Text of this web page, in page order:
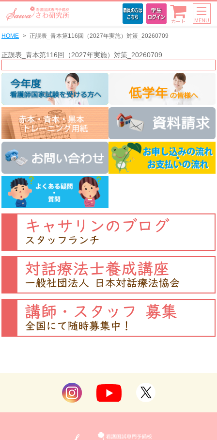
カート MENU
HOME 正誤表_青本第116回（2027年実施）対策_20260709
正誤表_青本第116回（2027年実施）対策_20260709